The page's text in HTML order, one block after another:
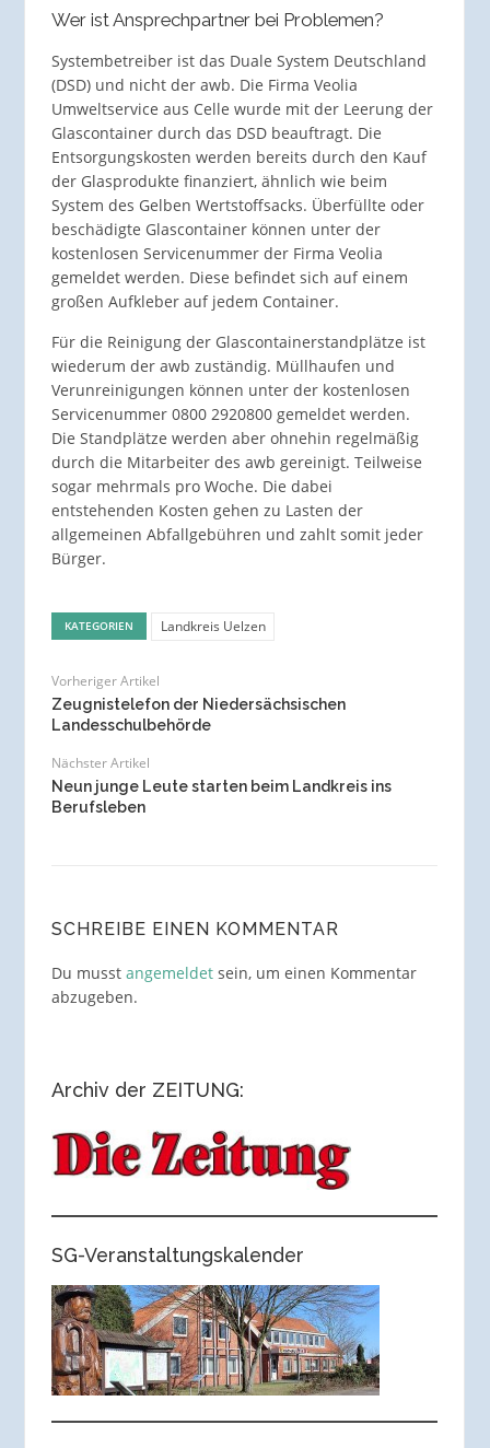
Wer ist Ansprechpartner bei Problemen?
Systembetreiber ist das Duale System Deutschland
(DSD) und nicht der awb. Die Firma Veolia
Umweltservice aus Celle wurde mit der Leerung der
Glascontainer durch das DSD beauftragt. Die
Entsorgungskosten werden bereits durch den Kauf
der Glasprodukte finanziert, ähnlich wie beim
System des Gelben Wertstoffsacks. Überfüllte oder
beschädigte Glascontainer können unter der
kostenlosen Servicenummer der Firma Veolia
gemeldet werden. Diese befindet sich auf einem
großen Aufkleber auf jedem Container.
Für die Reinigung der Glascontainerstandplätze ist
wiederum der awb zuständig. Müllhaufen und
Verunreinigungen können unter der kostenlosen
Servicenummer 0800 2920800 gemeldet werden.
Die Standplätze werden aber ohnehin regelmäßig
durch die Mitarbeiter des awb gereinigt. Teilweise
sogar mehrmals pro Woche. Die dabei
entstehenden Kosten gehen zu Lasten der
allgemeinen Abfallgebühren und zahlt somit jeder
Bürger.
KATEGORIEN Landkreis Uelzen
Vorheriger Artikel
Zeugnistelefon der Niedersächsischen
Landesschulbehörde
Nächster Artikel
Neun junge Leute starten beim Landkreis ins
Berufsleben
SCHREIBE EINEN KOMMENTAR
Du musst angemeldetsein, um einen Kommentar
abzugeben.
Archiv der ZEITUNG:
SG-Veranstaltungskalender